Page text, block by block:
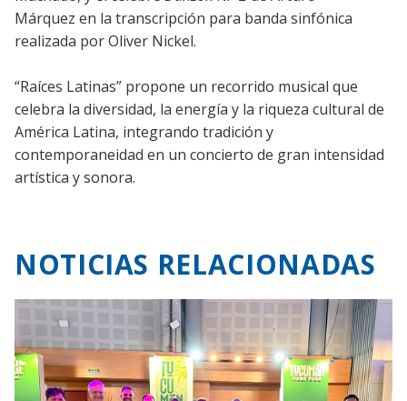
Márquez en la transcripción para banda sinfónica
realizada por Oliver Nickel.
“Raíces Latinas” propone un recorrido musical que
celebra la diversidad, la energía y la riqueza cultural de
América Latina, integrando tradición y
contemporaneidad en un concierto de gran intensidad
artística y sonora.
NOTICIAS RELACIONADAS